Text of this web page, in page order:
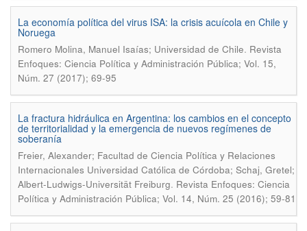
La economía política del virus ISA: la crisis acuícola en Chile y
Noruega
Romero Molina, Manuel Isaías; Universidad de Chile. Revista
Enfoques: Ciencia Política y Administración Pública; Vol. 15,
Núm. 27 (2017); 69-95
La fractura hidráulica en Argentina: los cambios en el concepto
de territorialidad y la emergencia de nuevos regímenes de
soberanía
Freier, Alexander; Facultad de Ciencia Política y Relaciones
Internacionales Universidad Católica de Córdoba; Schaj, Gretel;
Albert-Ludwigs-Universität Freiburg. Revista Enfoques: Ciencia
Política y Administración Pública; Vol. 14, Núm. 25 (2016); 59-81